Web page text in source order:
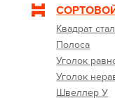
Квадрат
Полоса
Уголок
Уголок
Швеллер У